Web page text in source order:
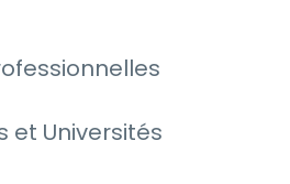
et Universités